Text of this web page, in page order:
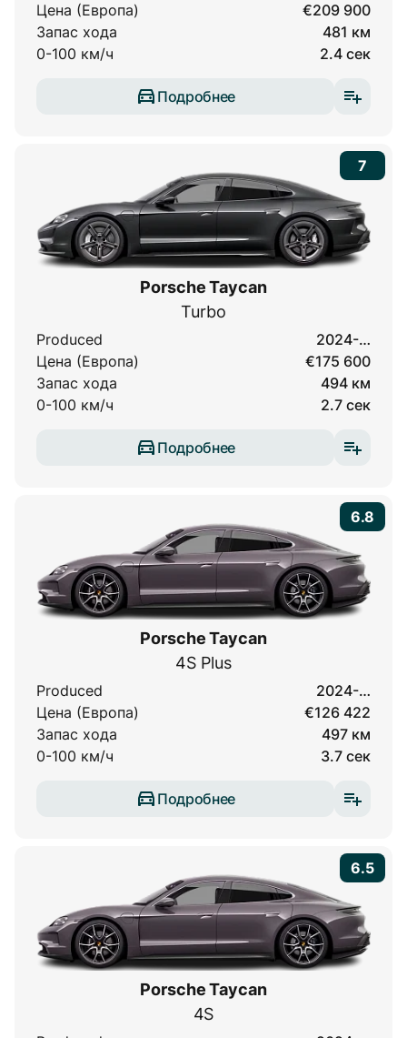
Цена (Европа)
€209 900
Запас хода
481 км
0-100 км/ч
2.4 сек
Подробнее
7
Porsche Taycan
Turbo
Produced
2024-…
Цена (Европа)
€175 600
Запас хода
494 км
0-100 км/ч
2.7 сек
Подробнее
6.8
Porsche Taycan
4S Plus
Produced
2024-…
Цена (Европа)
€126 422
Запас хода
497 км
0-100 км/ч
3.7 сек
Подробнее
6.5
Porsche Taycan
4S